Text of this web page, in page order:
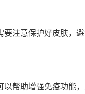
意保护好皮肤，避
助增强免疫功能，